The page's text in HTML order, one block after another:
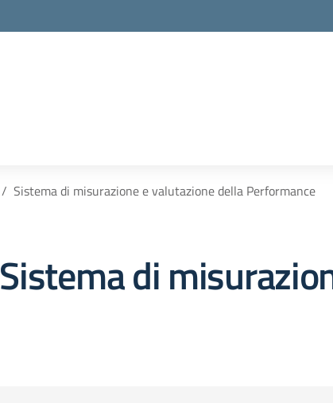
Sistema di misurazione e valutazione della Performance
Sistema di